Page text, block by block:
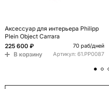
Аксессуар для интерьера Philipp
Plein Object Carrara
225 600 ₽
70 раб/дней
В корзину Артикул: 61.PP0087